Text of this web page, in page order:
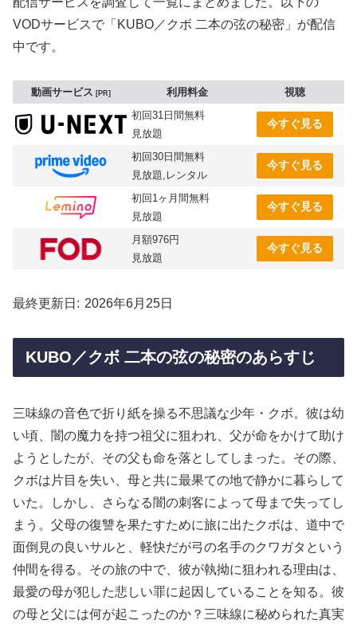
VODサービスで「KUBO／クボ 二本の弦の秘密」が配信
中です。
動画サービス PR 利用料金
視聴
初回31日間無料
見放題
今すぐ見る
初回30日間無料
見放題,レンタル
今すぐ見る
初回1ヶ月間無料
見放題
今すぐ見る
月額976円
見放題
今すぐ見る
最終更新日 2026年6月25日
KUBO／クボ 二本の弦の秘密のあらすじ
三味線の音色で折り紙を操る不思議な少年・クボ。彼は幼
い頃、闇の魔力を持つ祖父に狙われ、父が命をかけて助け
ようとしたが、その父も命を落としてしまった。その際、
クボは片目を失い、母と共に最果ての地で静かに暮らして
いた。しかし、さらなる闇の刺客によって母まで失ってし
まう。父母の復讐を果たすために旅に出たクボは、道中で
面倒見の良いサルと、軽快だが弓の名手のクワガタという
仲間を得る。その旅の中で、彼が執拗に狙われる理由は、
最愛の母が犯した悲しい罪に起因していることを知る。彼
の母と父には何が起こったのか？三味線に秘められた真実